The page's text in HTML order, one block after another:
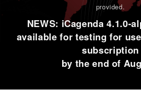
provided.
NEWS: iCagenda 4.1.0-
available for testing for
subscription
by the end of